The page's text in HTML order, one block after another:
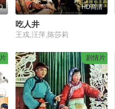
HD高清
吃人井
王戎,汪萍,陈莎莉
剧情片